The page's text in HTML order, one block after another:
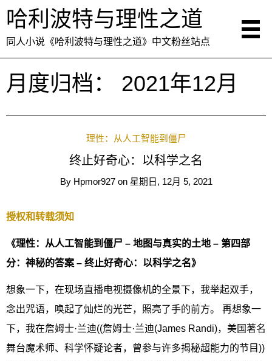
哈利波特与理性之道
同人小说《哈利波特与理性之道》中文粉丝站点
月度归档： 2021年12月
理性：从人工智能到僵尸
终止好奇心：以科学之名
By Hpmor927 on 星期日, 12月 5, 2021
授权和转载须知
《理性：从人工智能到僵尸 – 地图与真实的土地 – 第四部
分：神秘的答案 – 终止好奇心：以科学之名》
想象一下，在现场直播电视摄像机的全景下，我举起双手，
念出咒语，唤起了灿烂的光芒，照亮了手的前方。 再想象一
下，我在詹姆士·兰迪((詹姆士·兰迪(James Randi)，美国著名
舞台魔术师、科学怀疑论者，曾参与许多揭秘超能力的节目))